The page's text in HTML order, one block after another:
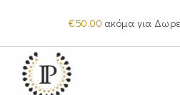
content
€50.00 ακόμα για